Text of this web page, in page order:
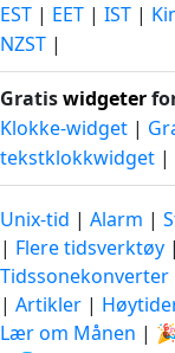
EST | EET | IST |
NZST |
Gratiswidgeter
Klokke-widget |
tekstklokkwidget |
Unix-tid | Alarm |
| Flere tidsverktøy |
Tidssonekonverter
| Artikler |
Lær om Månen |